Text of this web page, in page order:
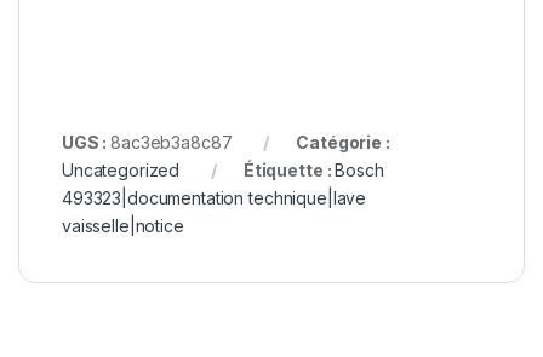
UGS :8ac3eb3a8c87
Catégorie :
Uncategorized
Étiquette :Bosch
493323|documentation technique|lave
vaisselle|notice